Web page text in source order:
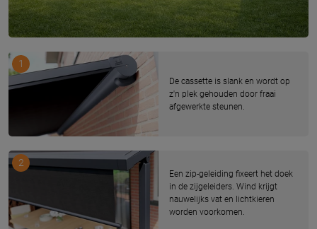
De cassette is slank en wordt op
z'n plek gehouden door fraai
afgewerkte steunen.
1
Een zip-geleiding fixeert het doek
in de zijgeleiders. Wind krijgt
nauwelijks vat en lichtkieren
worden voorkomen.
2